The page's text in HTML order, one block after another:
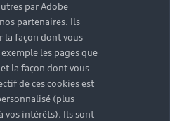
par Adobe
partenaires. Ils
la façon dont vous
les pages que
la façon dont vous
de ces cookies est
(plus
vos intérêts). Ils sont